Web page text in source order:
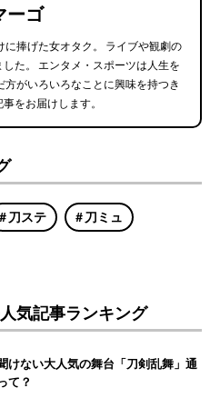
ーゴ
捧げた女オタク。 ライブや観劇の
た。 エンタメ・スポーツは人生を
がいろいろなことに興味を持つき
をお届けします。
刀ステ 刀ミュ
気記事ランキング
けない大人気の舞台「刀剣乱舞」通
て？